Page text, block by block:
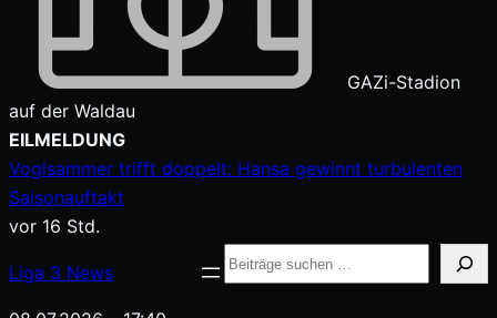
GAZi-Stadion
auf der Waldau
Zum
Inhalt
springen
EILMELDUNG
Voglsammer trifft doppelt: Hansa gewinnt turbulenten
Saisonauftakt
vor 16 Std.
Liga 3 News
Suche